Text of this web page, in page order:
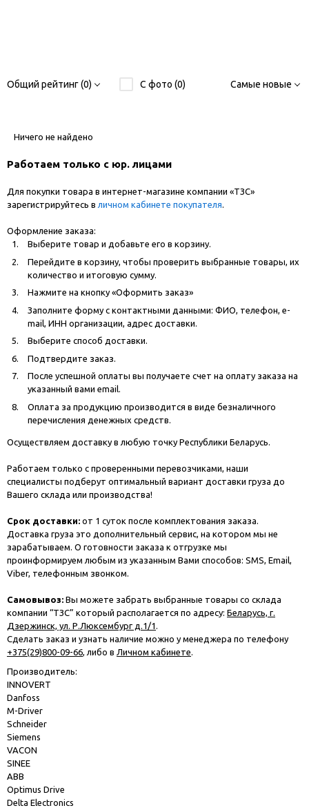
Общий рейтинг (0) С фото (0) Самые новые
Ничего не найдено
Работаем только с юр. лицами
Для покупки товара в интернет-магазине компании «ТЗС»
зарегистрируйтесь в личном кабинете покупателя.
Оформление заказа:
Выберите товар и добавьте его в корзину.
Перейдите в корзину, чтобы проверить выбранные товары, их
количество и итоговую сумму.
Нажмите на кнопку «Оформить заказ»
Заполните форму с контактными данными: ФИО, телефон, e-
mail, ИНН организации, адрес доставки.
Выберите способ доставки.
Подтвердите заказ.
После успешной оплаты вы получаете счет на оплату заказа на
указанный вами email.
Оплата за продукцию производится в виде безналичного
перечисления денежных средств.
Осуществляем доставку в любую точку Республики Беларусь.
Работаем только с проверенными перевозчиками, наши
специалисты подберут оптимальный вариант доставки груза до
Вашего склада или производства!
Срок доставки: от 1 суток после комплектования заказа.
Доставка груза это дополнительный сервис, на котором мы не
зарабатываем. О готовности заказа к отгрузке мы
проинформируем любым из указанным Вами способов: SMS, Email,
Viber, телефонным звонком.
Самовывоз: Вы можете забрать выбранные товары со склада
компании “ТЗС” который располагается по адресу: Беларусь, г.
Дзержинск, ул. Р.Люксембург д.1/1
Сделать заказ и узнать наличие можно у менеджера по телефону
+375(29)800-09-66 , либо в Личном кабинете
Производитель:
INNOVERT
Danfoss
M-Driver
Schneider
Siemens
VACON
SINEE
ABB
Optimus Drive
Delta Electronics